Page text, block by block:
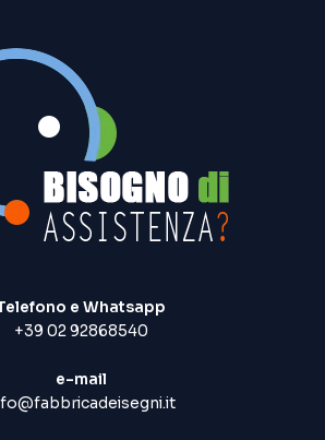
e Whatsapp
+39 02 92868540
e-mail